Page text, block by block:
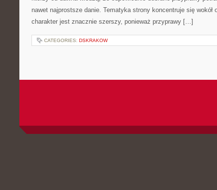
nawet najprostsze danie. Tematyka strony koncentruje się wokół
charakter jest znacznie szerszy, ponieważ przyprawy […]
CATEGORIES: DSKRAKOW